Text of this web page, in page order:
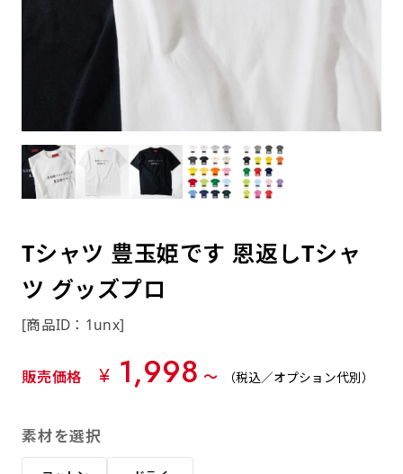
Tシャツ 豊玉姫です 恩返しTシャ
ツ グッズプロ
[商品ID：1unx]
販売価格 ¥ 1,998 〜 （税込／オプション代別）
素材を選択
製作したい場合
のぼり旗の改造プランとなりますので改造の
程度によってデザイン加工費用が発生いたし
詳細はお問い合わせください。
リピート
つくった、◯◯のぼり」の様に曖昧でも構い
ません。
リピート（要画像確認）［ +298円 ］
弊社よりJPG画像をお送りします。ご確認のお
入稿（AI／PSD）
ォントを使用します。基本的にのぼりの下部
にショップ名、社名、電話番号が入ります。
データをお送りいただけましたらロゴの印刷
も出来ます。
お客様が納得するまで何度でもデザインの修
正をしますので、初めての方でもお気軽にご
相談ください。
する場合があります。
セル不可となります。
よく見かける一般的なのぼり旗のサイズです。
ほとんどのポールや注水台に使用できます。
幅は標準サイズですが高さが30cm 低いです。
近距離の歩行者や、特に女性の目線を意識したい
よく見かける一般的なのぼり旗のサイズです。
ほとんどのポールや注水台に使用できます。
幅は標準サイズですが高さが30cm 低いです。
近距離の歩行者や、特に女性の目線を意識したい
側にロープなどで固定して、突風で倒れること
も風向きによってずっと裏向きになってしまう
いこともありません。
上下チチ
チチ無し
側にロープなどで固定して、突風で倒れること
も風向きによってずっと裏向きになってしまう
いこともありません。
上チチ 上下チチ 左右チチ
上左右チチ
（上と左右）
ハトメ四隅
チチのついてない長辺・
短辺を補強縫製します
三辺補強
［ +48円 ］
チチのついてない長辺・
四辺補強
トロピカル（納期+1営業日）
［ +299円 ］
ワンランク厚手のトロピカル（生地の厚みが
ポンジをやや厚くした生地です。ポンジと比
べると約2倍の厚みがあります。タペストリー
【注意点】
スリット（切り込み）は均等割りを意識して
カットラインを入れます。
デザインや絵柄をスリット加工時にカットす
る場合があります。